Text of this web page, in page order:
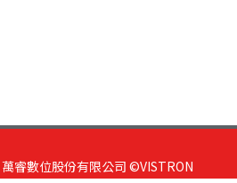
萬睿數位股份有限公司 ©VISTRON